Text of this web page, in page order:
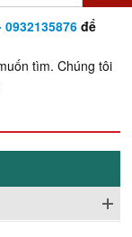
0932135876để
tìm. Chúng tôi